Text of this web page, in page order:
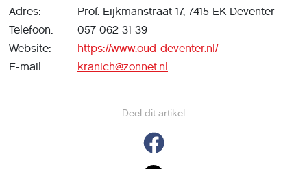
Deel dit artikel
Adres:
Prof. Eijkmanstraat 17, 7415 EK Deventer
Telefoon:
057 062 31 39
Website:
https://www.oud-deventer.nl/
E-mail:
kranich@zonnet.nl